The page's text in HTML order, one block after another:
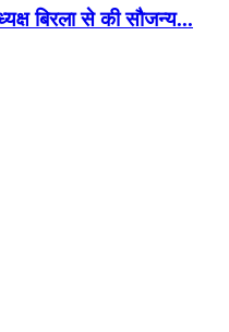
बिरला से की सौजन्य...